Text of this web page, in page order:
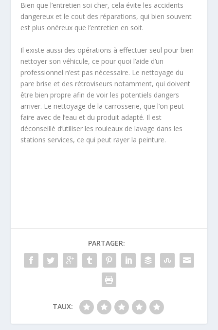
Bien que l’entretien soi cher, cela évite les accidents
dangereux et le cout des réparations, qui bien souvent
est plus onéreux que l’entretien en soit.
Il existe aussi des opérations à effectuer seul pour bien
nettoyer son véhicule, ce pour quoi l’aide d’un
professionnel n’est pas nécessaire. Le nettoyage du
pare brise et des rétroviseurs notamment, qui doivent
être bien propre afin de voir les potentiels dangers
arriver. Le nettoyage de la carrosserie, que l’on peut
faire avec de l’eau et du produit adapté. Il est
déconseillé d’utiliser les rouleaux de lavage dans les
stations services, ce qui peut rayer la peinture.
PARTAGER:
TAUX: